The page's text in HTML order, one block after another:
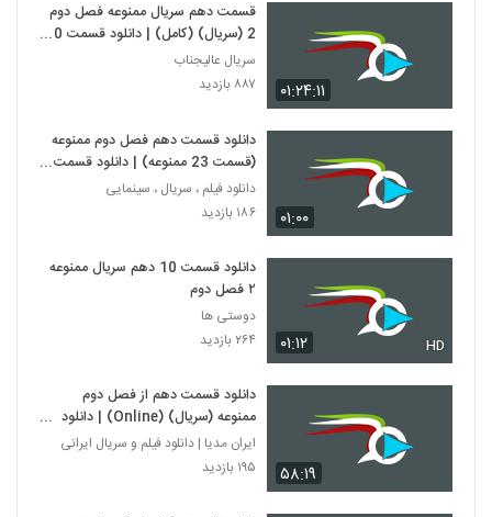
۰۱:۲۴:۱۱
قسمت دهم سریال ممنوعه فصل دوم
2 (سریال) (کامل) | دانلود قسمت 10
ممنوعه - 10- ده - HD
سریال عالیجناب
۸۸۷ بازدید
۰۱:۰۰
دانلود قسمت دهم فصل دوم ممنوعه
(قسمت 23 ممنوعه) | دانلود قسمت
10 فصل 2 سریال ممنوعه (online)
دانلود فیلم ، سریال ، سینمایی
۱۸۶ بازدید
۰۱:۱۲ HD
دانلود قسمت 10 دهم سریال ممنوعه
۲ فصل دوم
دوستی ها
۲۶۴ بازدید
۵۸:۱۹
دانلود قسمت دهم از فصل دوم
ممنوعه (سریال) (Online) | دانلود
قسمت 23 سریال ممنوعه با لینک
مستقیم
ایران مدیا | دانلود فیلم و سریال ایرانی
۱۹۵ بازدید